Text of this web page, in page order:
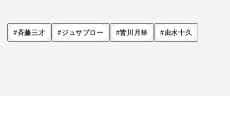
斉藤三才 ジュサブロー 皆川月華 由水十久